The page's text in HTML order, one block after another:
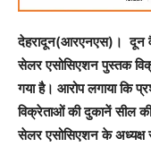
देहरादून(आरएनएस)। दून
सेलर एसोसिएशन पुस्तक
गया है। आरोप लगाया कि
विक्रेताओं की दुकानें सील
सेलर एसोसिएशन के अध्यक्ष